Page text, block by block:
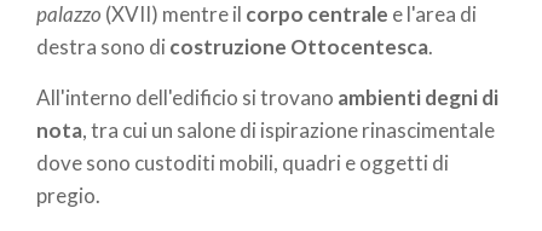
palazzo (XVII) mentre il corpo centrale e l'area di
destra sono di costruzione Ottocentesca.
All'interno dell'edificio si trovano ambienti degni di
nota, tra cui un salone di ispirazione rinascimentale
dove sono custoditi mobili, quadri e oggetti di
pregio.